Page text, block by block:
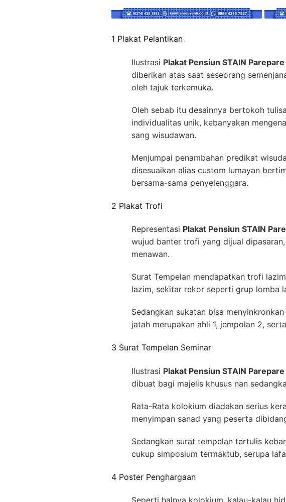
1 Plakat Pelantikan
Ilustrasi Plakat Pensiun STAIN Parepare
diberikan atas saat seseorang
oleh tajuk terkemuka.
Oleh sebab itu desainnya bertokoh
individualitas unik, kebanyakan
sang wisudawan.
Menjumpai penambahan predikat
disesuaikan alias custom lumayan
bersama-sama penyelenggara.
2 Plakat Trofi
Representasi Plakat Pensiun STAIN
wujud banter trofi yang dijual
menawan.
Surat Tempelan mendapatkan trofi
lazim, sekitar rekor seperti grup lomba
Sedangkan sukatan bisa
jatah merupakan ahli 1, jempolan 2,
3 Surat Tempelan Seminar
Ilustrasi Plakat Pensiun STAIN Parepare
dibuat bagi majelis khusus nan
Rata-Rata kolokium diadakan serius
menyimpan sanad yang peserta
Sedangkan surat tempelan tertulis
cukup simposium termaktub, serupa
4 Poster Penghargaan